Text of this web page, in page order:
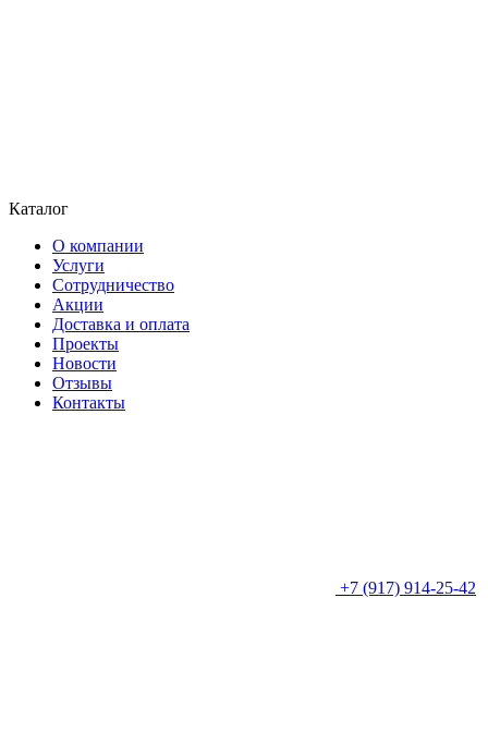
Каталог
О компании
Услуги
Сотрудничество
Акции
Доставка и оплата
Проекты
Новости
Отзывы
Контакты
+7 (917) 914-25-42